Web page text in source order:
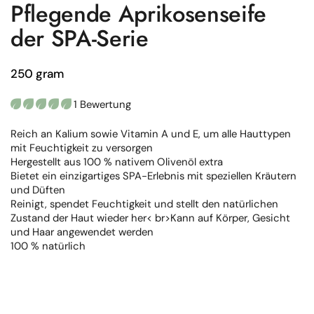
Pflegende Aprikosenseife
der SPA-Serie
250 gram
1 Bewertung
Reich an Kalium sowie Vitamin A und E, um alle Hauttypen
mit Feuchtigkeit zu versorgen
Hergestellt aus 100 % nativem Olivenöl extra
Bietet ein einzigartiges SPA-Erlebnis mit speziellen Kräutern
und Düften
Reinigt, spendet Feuchtigkeit und stellt den natürlichen
Zustand der Haut wieder her< br>Kann auf Körper, Gesicht
und Haar angewendet werden
100 % natürlich